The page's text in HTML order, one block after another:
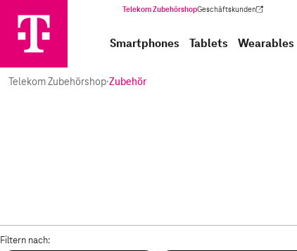
Telekom ZubehörshopGeschäftskunden
(Wird in einem neuen Tab
Smartphones Tablets Wearables
Telekom Zubehörshop·Zubehör
Filtern nach: